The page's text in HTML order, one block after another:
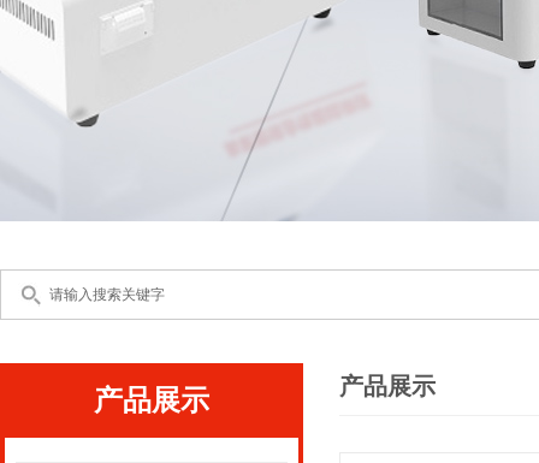
产品展示 产品展示